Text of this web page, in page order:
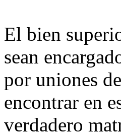
El bien
sean
por uniones
encontrar en
verdadero